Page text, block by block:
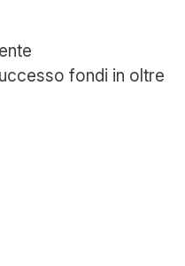
fondi in oltre